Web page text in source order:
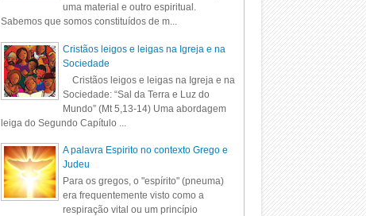
uma material e outro espiritual.
Sabemos que somos constituídos de m...
Cristãos leigos e leigas na Igreja e na
Sociedade
Cristãos leigos e leigas na Igreja e na
Sociedade: “Sal da Terra e Luz do
Mundo” (Mt 5,13-14) Uma abordagem
leiga do Segundo Capítulo ...
A palavra Espirito no contexto Grego e
Judeu
Para os gregos, o "espírito" (pneuma)
era frequentemente visto como a
respiração vital ou um princípio